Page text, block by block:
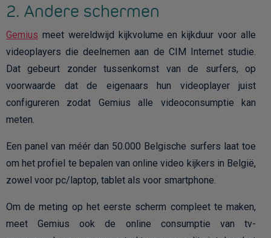
2. Andere schermen
Gemius meet wereldwijd kijkvolume en kijkduur voor alle
videoplayers die deelnemen aan de CIM Internet studie.
Dat gebeurt zonder tussenkomst van de surfers, op
voorwaarde dat de eigenaars hun videoplayer juist
configureren zodat Gemius alle videoconsumptie kan
meten.
Een panel van méér dan 50.000 Belgische surfers laat toe
om het profiel te bepalen van online video kijkers in België,
zowel voor pc/laptop, tablet als voor smartphone.
Om de meting op het eerste scherm compleet te maken,
meet Gemius ook de online consumptie van tv-